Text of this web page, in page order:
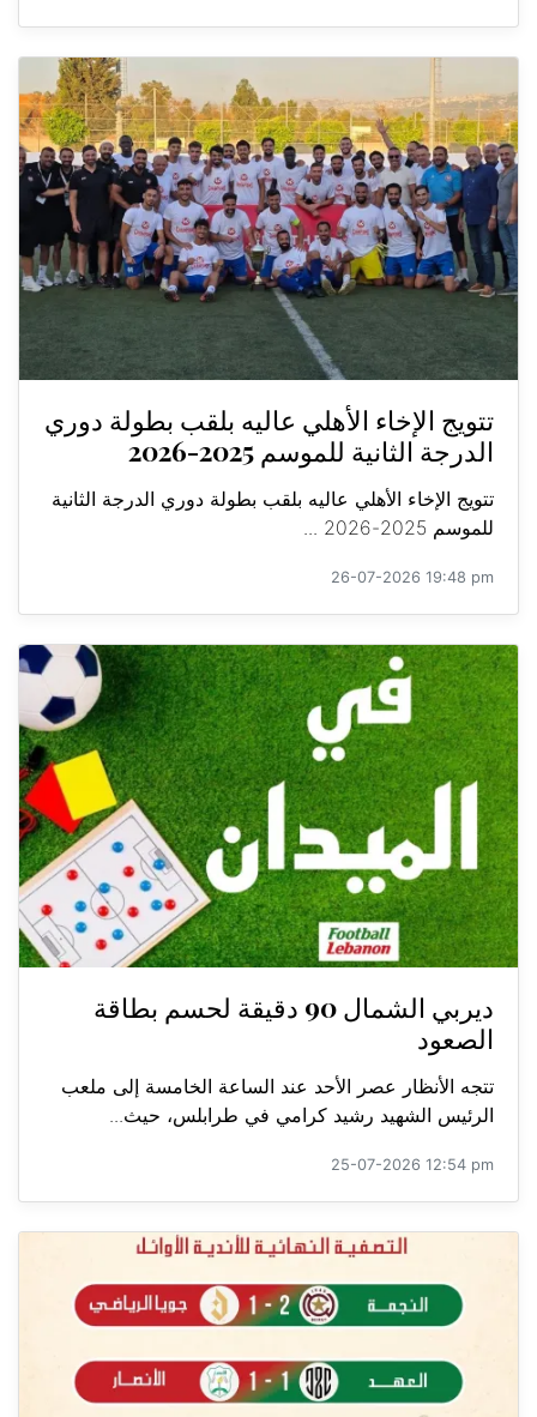
تتويج الإخاء الأهلي عاليه بلقب بطولة دوري
الدرجة الثانية للموسم 2025-2026
تتويج الإخاء الأهلي عاليه بلقب بطولة دوري الدرجة الثانية
للموسم 2025-2026 ...
26-07-2026 19:48 pm
ديربي الشمال 90 دقيقة لحسم بطاقة
الصعود
تتجه الأنظار عصر الأحد عند الساعة الخامسة إلى ملعب
الرئيس الشهيد رشيد كرامي في طرابلس، حيث...
25-07-2026 12:54 pm